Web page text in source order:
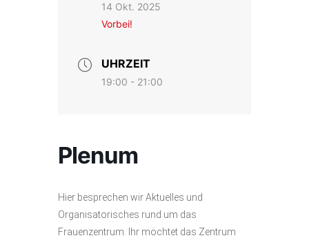
14 Okt. 2025
Vorbei!
UHRZEIT
19:00 - 21:00
Plenum
Hier besprechen wir Aktuelles und
Organisatorisches rund um das
Frauenzentrum. Ihr möchtet das Zentrum